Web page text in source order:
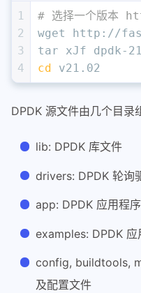
1
2
3
4
# 选择一个版本
wget http://
tar xJf dpdk-
cd v21.02
DPDK 源文件由几个目录
lib: DPDK 库文件
drivers: DPDK 轮询
app: DPDK 应用程
examples: DPDK 应
config, buildtools,
及配置文件